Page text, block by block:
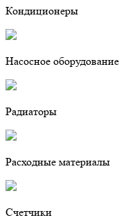
Кондиционеры
Насосное оборудование
Радиаторы
Расходные материалы
Счетчики